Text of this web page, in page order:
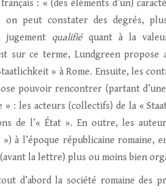
: « (des éléments d’un)
on peut constater des degrés,
qualifiéquant à la
sur ce terme, Lundgreen
» à Rome. Ensuite, les
pouvoir rencontrer (partant
: les acteurs (collectifs) de la «
de l’« État ». En outre, les
à l’époque républicaine romaine,
la lettre) plus ou moins bien
d’abord la société romaine des